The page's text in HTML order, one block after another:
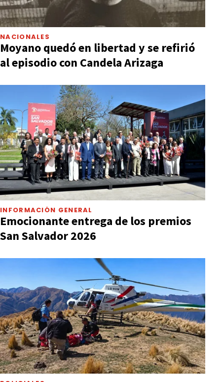
NACIONALES
Moyano quedó en libertad y se refirió
al episodio con Candela Arizaga
INFORMACIÓN GENERAL
Emocionante entrega de los premios
San Salvador 2026